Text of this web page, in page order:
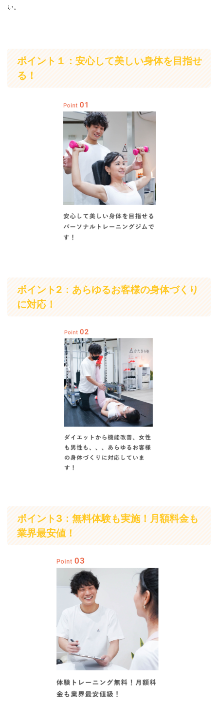
い。
ポイント１：安心して美しい身体を目指せ
る！
ポイント2：あらゆるお客様の身体づくり
に対応！
ポイント3：無料体験も実施！月額料金も
業界最安値！